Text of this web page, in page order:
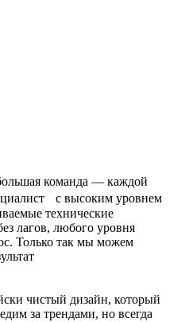
команда — каждой
с высоким уровнем
технические
лагов, любого уровня
Только так мы можем
чистый дизайн, который
за трендами, но всегда